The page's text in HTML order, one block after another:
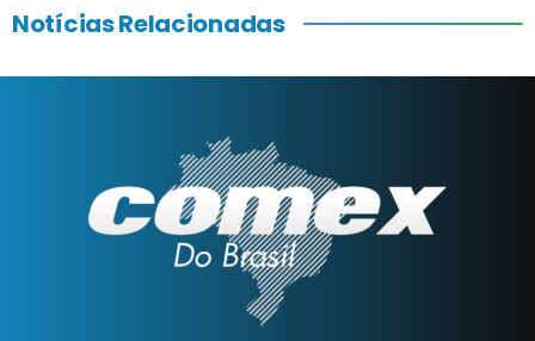
Notícias Relacionadas